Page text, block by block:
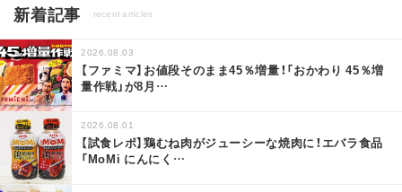
新着記事 recent articles
2026.08.03
【ファミマ】お値段そのまま45％増量！「おかわり 45％増
量作戦」が8月 …
2026.08.01
【試食レポ】鶏むね肉がジューシーな焼肉に！エバラ食品
「MoMi にんにく …